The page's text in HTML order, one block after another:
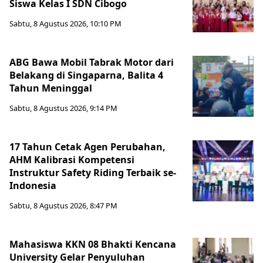
Siswa Kelas I SDN Cibogo
Sabtu, 8 Agustus 2026, 10:10 PM
ABG Bawa Mobil Tabrak Motor dari
Belakang di Singaparna, Balita 4
Tahun Meninggal
Sabtu, 8 Agustus 2026, 9:14 PM
17 Tahun Cetak Agen Perubahan,
AHM Kalibrasi Kompetensi
Instruktur Safety Riding Terbaik se-
Indonesia
Sabtu, 8 Agustus 2026, 8:47 PM
Mahasiswa KKN 08 Bhakti Kencana
University Gelar Penyuluhan